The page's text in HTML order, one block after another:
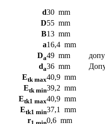
d30 mm
D55 mm
B13 mm
a16,4 mm
Da49 mm
da36 mm
Etk max40,9 mm
Etk min39,2 mm
Etk1 max40,9 mm
Etk1 min37,1
mm
r
0,6 mm